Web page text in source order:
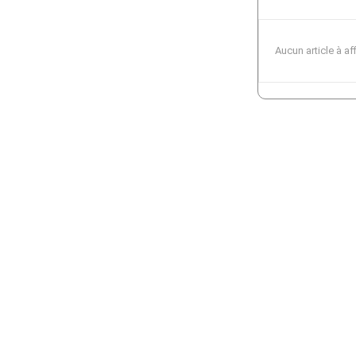
Aucun article à